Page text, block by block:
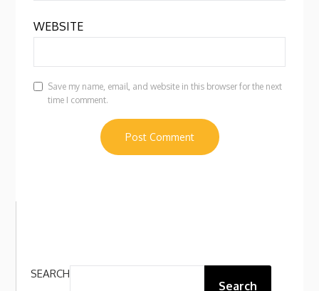
WEBSITE
Save my name, email, and website in this browser for the next
time I comment.
SEARCH
Search